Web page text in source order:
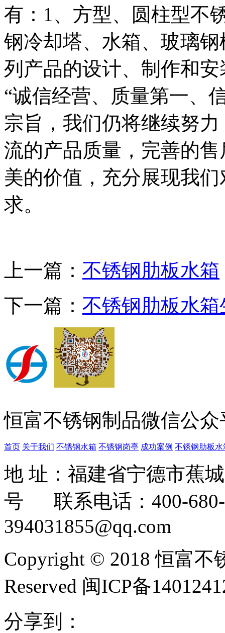
有：1、方型、圆柱型不
钢冷却塔、水箱、玻璃
列产品的设计、制作和安
“诚信经营、质量第一、
宗旨，我们仍将继续努
流的产品质量，完善的
美的价值，充分展现我
求。
上一篇： 不锈钢肋板水箱
下一篇： 不锈钢肋板水
恒富不锈钢制品微信公众
首页 关于我们 不锈钢水箱 不锈钢岗亭 成功案例 不锈钢肋板水
地 址：福建省宁德市蕉
号 联系电话：400-
394031855@qq.com
Copyright © 2018 恒富不
Reserved 闽ICP备
分享到：